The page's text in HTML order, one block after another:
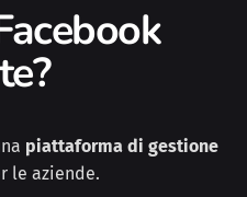
piattaforma di gestione
le aziende.